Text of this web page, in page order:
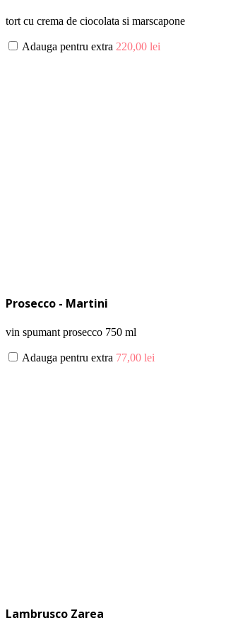
tort cu crema de ciocolata si marscapone
Adauga pentru extra 220,00 lei
Prosecco - Martini
vin spumant prosecco 750 ml
Adauga pentru extra 77,00 lei
Lambrusco Zarea